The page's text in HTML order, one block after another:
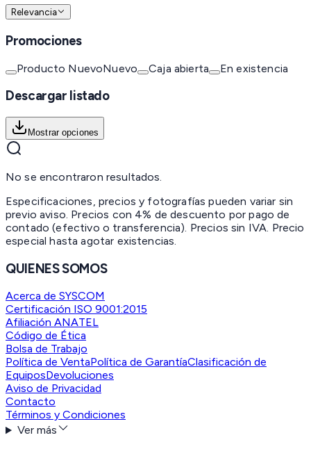
Relevancia
Promociones
Producto NuevoNuevo Caja abierta En existencia
Descargar listado
Mostrar opciones
No se encontraron resultados.
Especificaciones, precios y fotografías pueden variar sin
previo aviso. Precios con 4% de descuento por pago de
contado (efectivo o transferencia). Precios sin IVA. Precio
especial hasta agotar existencias.
QUIENES SOMOS
Acerca de SYSCOM
Certificación ISO 9001:2015
Afiliación ANATEL
Código de Ética
Bolsa de Trabajo
Política de VentaPolítica de GarantíaClasificación de
EquiposDevoluciones
Aviso de Privacidad
Contacto
Términos y Condiciones
Ver más